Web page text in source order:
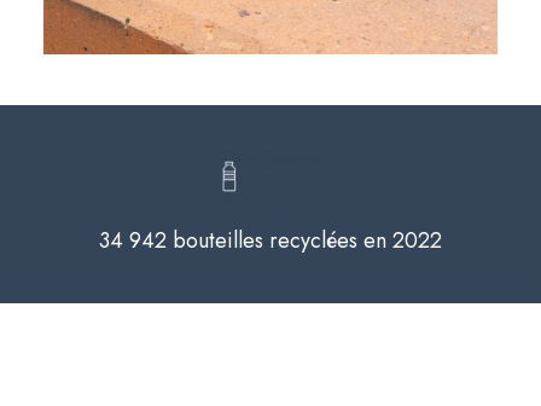
34 942 bouteilles recyclées en 2022